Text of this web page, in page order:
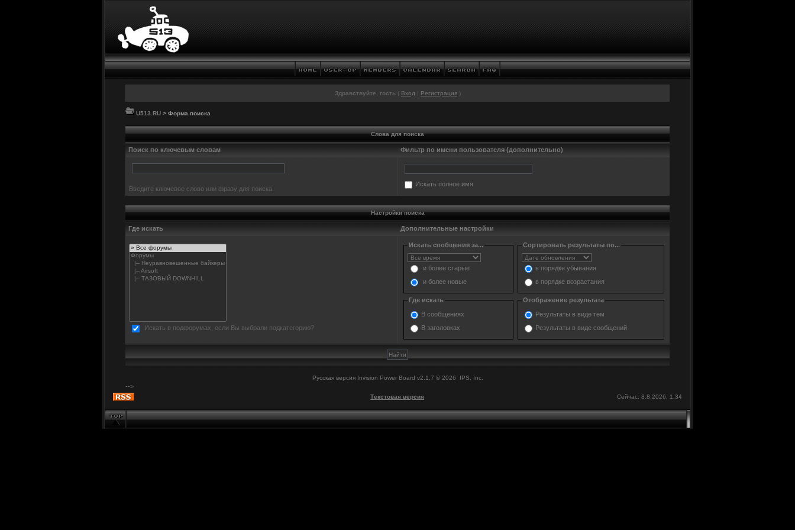
Здравствуйте, гость ( Вход | Регистрация )
U513.RU > Форма поиска
Слова для поиска
Поиск по ключевым словам Фильтр по имени пользователя (дополнительно)
Введите ключевое слово или фразу для поиска.
Искать полное имя
Настройки поиска
Где искать Дополнительные настройки
Искать в подфорумах, если Вы выбрали подкатегорию?
Искать сообщения за...
и более старые
и более новые
Сортировать результаты по...
в порядке убывания
в порядке возрастания
Где искать
В сообщениях
В заголовках
Отображение результата
Результаты в виде тем
Результаты в виде сообщений
Русская версия Invision Power Board v2.1.7 © 2026 IPS, Inc.
-->
Текстовая версия Сейчас: 8.8.2026, 1:34